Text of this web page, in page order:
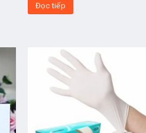
Đọc tiếp